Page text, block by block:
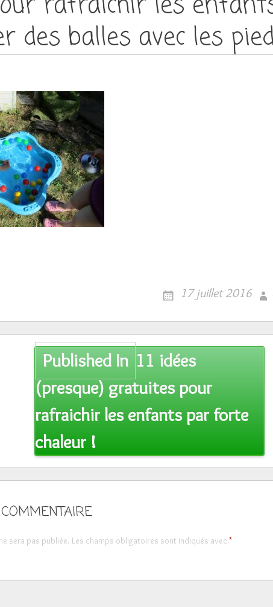
des balles avec les
17 juillet 2016
Published In 11 idées
(presque) gratuites pour
rafraichir les enfants par forte
chaleur !
sera pas publiée. Les champs obligatoires sont indiqués avec *